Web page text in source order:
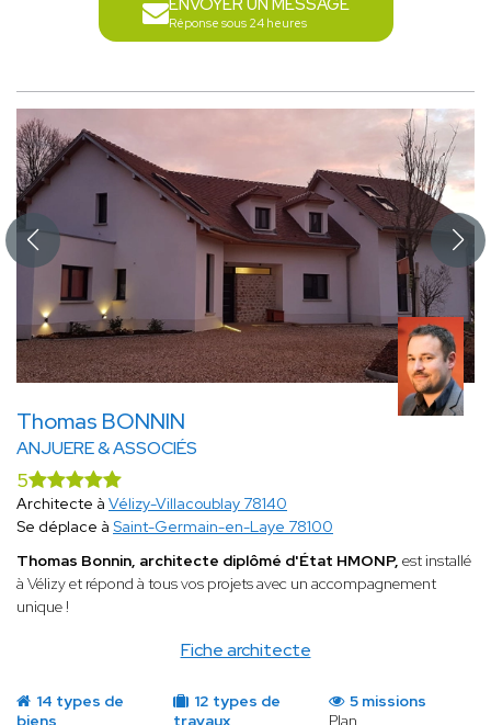
ENVOYER UN MESSAGE
Réponse sous 24 heures
Thomas BONNIN
ANJUERE & ASSOCIÉS
Fiche architecte
5
Architecte à Vélizy-Villacoublay 78140
Se déplace à Saint-Germain-en-Laye 78100
Thomas Bonnin, architecte diplômé d'État HMONP, est installé
à Vélizy et répond à tous vos projets avec un accompagnement
unique !
14 types de
biens
12 types de
travaux
5 missions
Plan